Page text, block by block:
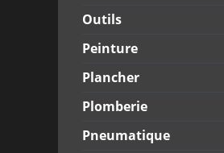
Outils
Peinture
Plancher
Plomberie
Pneumatique